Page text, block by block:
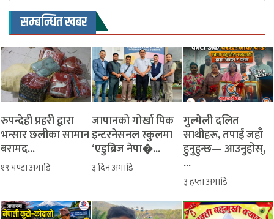
सम्बन्धित खबर
रुपन्देही प्रहरी द्वारा
भन्सार छलीका सामान
बरामद...
१९ घण्टा अगाडि
जापानको गोर्खा पिक
इन्टरनेसनल स्कुलमा
‘एडुब्रिज नेपा�...
३ दिन अगाडि
​गुल्मेली दलित
साथीहरू, तपाईं जहाँ
हुनुहुन्छ— आउनुहोस्,
...
३ हप्ता अगाडि